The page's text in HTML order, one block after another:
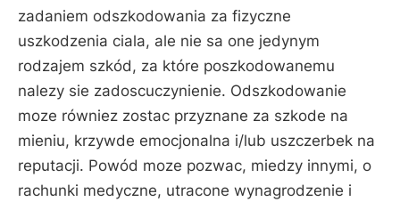
zadaniem odszkodowania za fizyczne
uszkodzenia ciala, ale nie sa one jedynym
rodzajem szkód, za które poszkodowanemu
nalezy sie zadoscuczynienie. Odszkodowanie
moze równiez zostac przyznane za szkode na
mieniu, krzywde emocjonalna i/lub uszczerbek na
reputacji. Powód moze pozwac, miedzy innymi, o
rachunki medyczne, utracone wynagrodzenie i